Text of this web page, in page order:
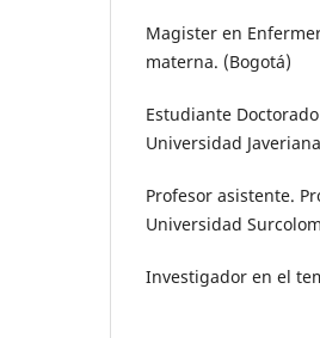
Magister en
materna. (Bogotá)
Estudiante
Universidad
Profesor asistente.
Universidad
Investigador en el